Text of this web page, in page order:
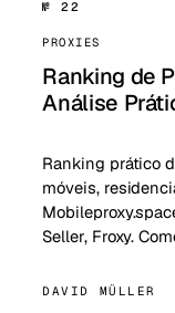
№ 22
PROXIES
Ranking de
Análise
Ranking prático
móveis,
Seller, Froxy.
DAVID MÜLLER